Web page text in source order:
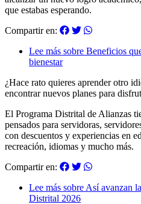
que estabas esperando.
Compartir en:
Lee más sobre Beneficios
bienestar
¿Hace rato quieres aprender otro
encontrar nuevos planes para
El Programa Distrital de Alianzas
pensados para servidoras,
con descuentos y experiencias en
recreación, idiomas y mucho más.
Compartir en:
Lee más sobre Así avanzan
Distrital 2026